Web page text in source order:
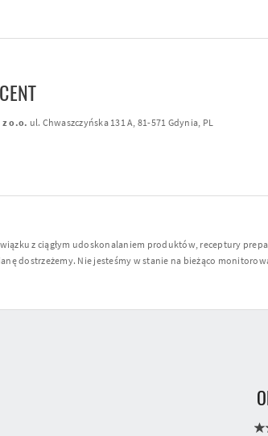
z o.o. ul. Chwaszczyńska 131 A, 81-571 Gdynia, PL
z ciągłym udoskonalaniem produktów, receptury
dostrzeżemy. Nie jesteśmy w stanie na bieżąco